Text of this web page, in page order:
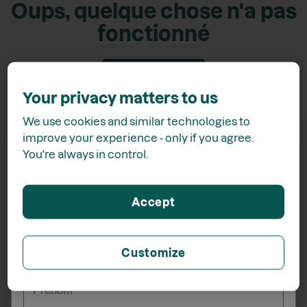
Oups, quelque chose n'a pas
fonctionné
Your privacy matters to us
We use cookies and similar technologies to
improve your experience - only if you agree.
You're always in control.
Customize
Accept
15% de rabais*
lors de votre inscription à l'infolettre
_______